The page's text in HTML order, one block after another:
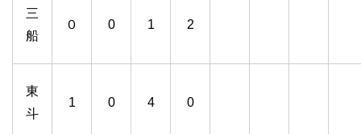
三
船
０ 0 1 2
東
斗
1 0 4 0